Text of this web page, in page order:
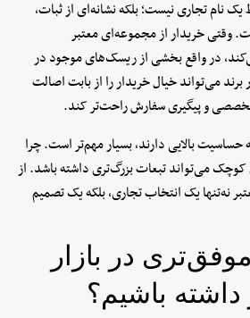
یک نام تجاری نیست؛ بلکه نشانه‌ای از ثبات،
خریدار از مجموعه‌ای معتبر
در واقع بخشی از ریسک‌های موجود در
برند می‌تواند خیال خریدار را از بابت اصالت
و پیگیری سفارش راحت‌تر کند.
بالایی دارند، بسیار مهم‌تر است. چرا
می‌تواند تبعات بزرگ‌تری داشته باشد. از
نه‌تنها یک انتخاب تجاری، بلکه یک تصمیم
در بازار
داشته باشیم؟